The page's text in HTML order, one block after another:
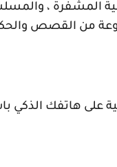
المشفرة ،
من القصص
على هاتفك الذكي